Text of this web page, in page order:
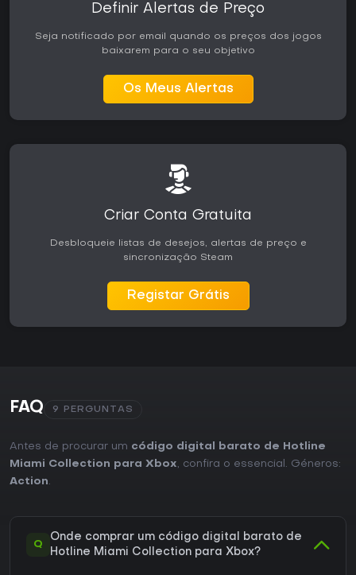
Definir Alertas de Preço
Seja notificado por email quando os preços dos jogos
baixarem para o seu objetivo
Os Meus Alertas
Criar Conta Gratuita
Desbloqueie listas de desejos, alertas de preço e
sincronização Steam
Registar Grátis
FAQ 9 PERGUNTAS
Antes de procurar um código digital barato de Hotline
Miami Collection para Xbox, confira o essencial. Géneros:
Action.
Q
Onde comprar um código digital barato de
Hotline Miami Collection para Xbox?